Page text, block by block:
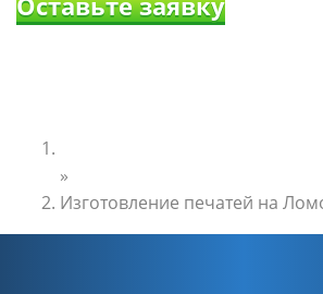
»
Изготовление печатей на